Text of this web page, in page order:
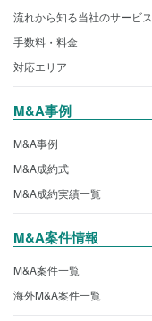
流れから知る当社のサービス
手数料・料金
対応エリア
M&A事例
M&A事例
M&A成約式
M&A成約実績一覧
M&A案件情報
M&A案件一覧
海外M&A案件一覧